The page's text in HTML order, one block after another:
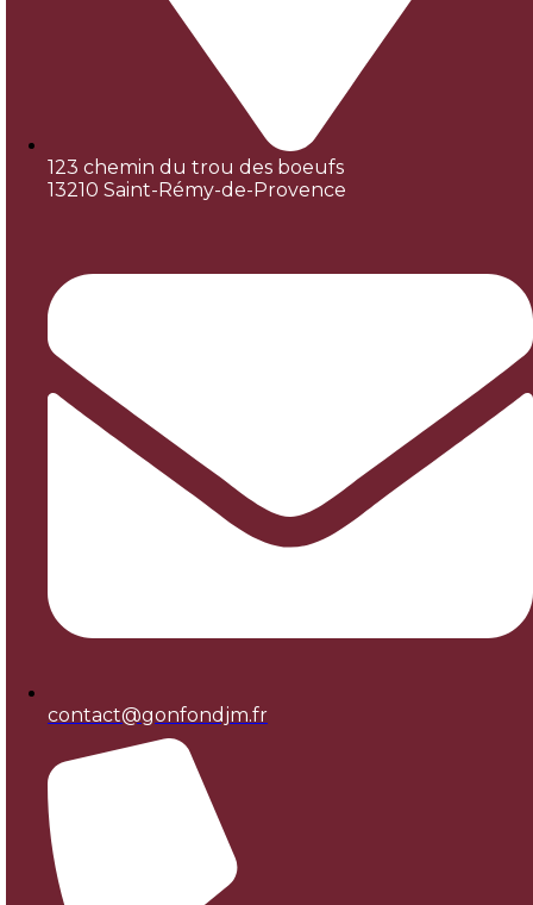
123 chemin du trou des boeufs
13210 Saint-Rémy-de-Provence
contact@gonfondjm.fr